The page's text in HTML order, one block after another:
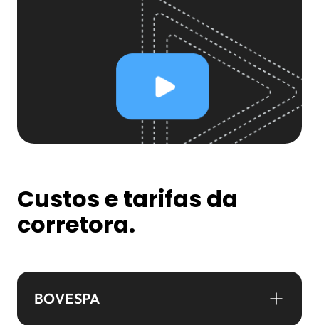
Custos e tarifas da
corretora.
BOVESPA